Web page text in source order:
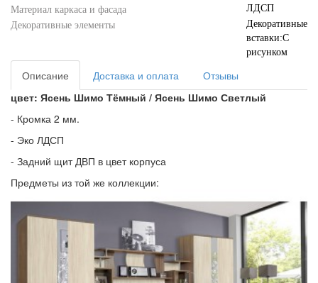
Материал каркаса и фасада
ЛДСП
Декоративные элементы
Декоративные
вставки:С
рисунком
Описание Доставка и оплата
Отзывы
цвет: Ясень Шимо Тёмный / Ясень Шимо Светлый
- Кромка 2 мм.
- Эко ЛДСП
- Задний щит ДВП в цвет корпуса
Предметы из той же коллекции: